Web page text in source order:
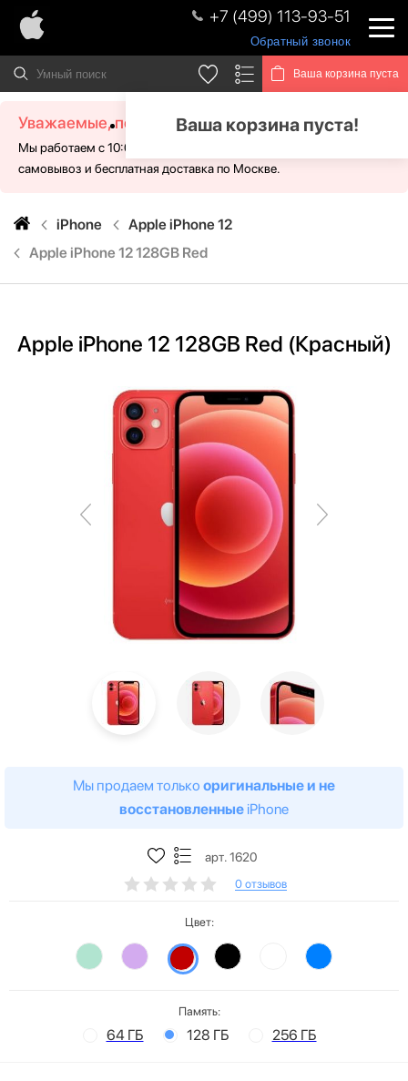
+7 (499) 113-93-51
Обратный звонок
Ваша корзина пуста
Ваша корзина пуста!
Уважаемые, посетители!
Мы работаем с 10:00 - 21:00 без выходных. Для Вас доступен
самовывоз и бесплатная доставка по Москве.
iPhone
Apple iPhone 12
Apple iPhone 12 128GB Red
Apple iPhone 12 128GB Red (Красный)
Мы продаем только оригинальные и не
восстановленные iPhone
арт. 1620
0 отзывов
Цвет:
Память:
64 ГБ 128 ГБ 256 ГБ